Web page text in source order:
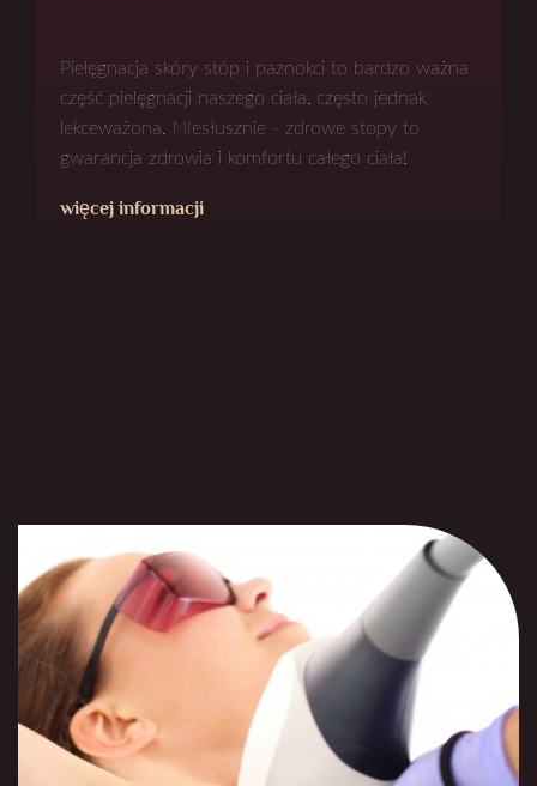
Pielęgnacja skóry stóp i paznokci to bardzo ważna
część pielęgnacji naszego ciała, często jednak
lekceważona. NIesłusznie - zdrowe stopy to
gwarancja zdrowia i komfortu całego ciała!
więcej informacji